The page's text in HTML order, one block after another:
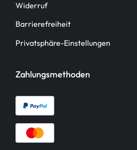
Widerruf
Barrierefreiheit
Privatsphäre-Einstellungen
Zahlungsmethoden